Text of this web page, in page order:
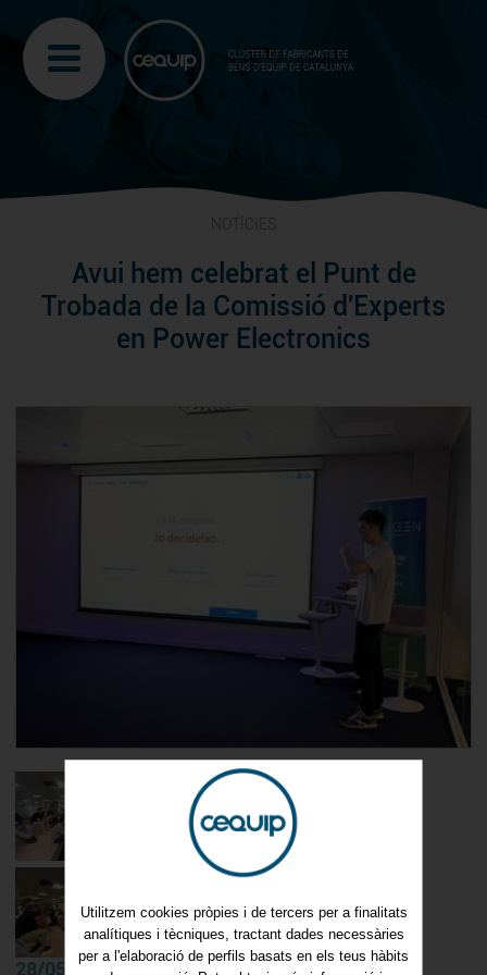
Avui hem celebrat el Punt de
Trobada de la Comissió d'Experts
en Power Electronics
28/05/2026
Utilitzem cookies pròpies i de tercers per a finalitats
analítiques i tècniques, tractant dades necessàries
per a l'elaboració de perfils basats en els teus hàbits